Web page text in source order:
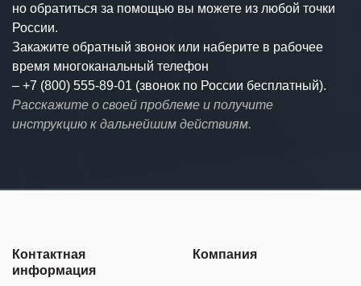
но обратиться за помощью вы можете из любой точки
России.
Закажите обратный звонок или наберите в рабочее
время многоканальный телефон
– +7 (800) 555-89-01 (звонок по России бесплатный).
Расскажите о своей проблеме и получите
инструкцию к дальнейшим действиям.
Контактная
информация
Компания